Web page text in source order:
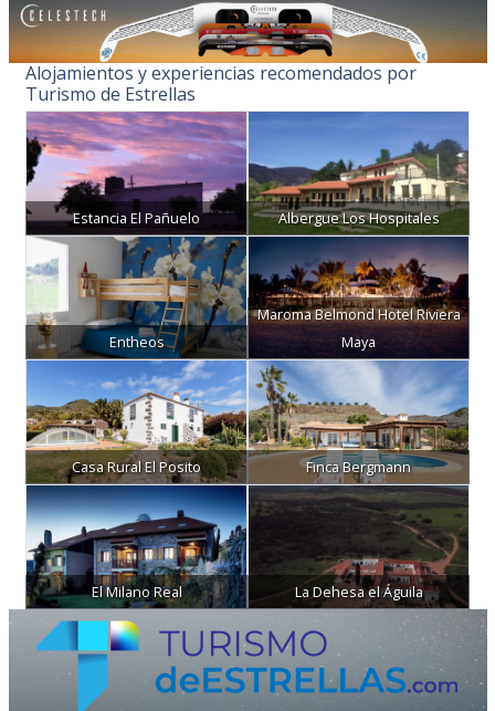
Alojamientos y experiencias recomendados por
Turismo de Estrellas
Estancia El Pañuelo Albergue Los Hospitales
Entheos
Maroma Belmond Hotel Riviera
Maya
Casa Rural El Posito Finca Bergmann
El Milano Real La Dehesa el Águila